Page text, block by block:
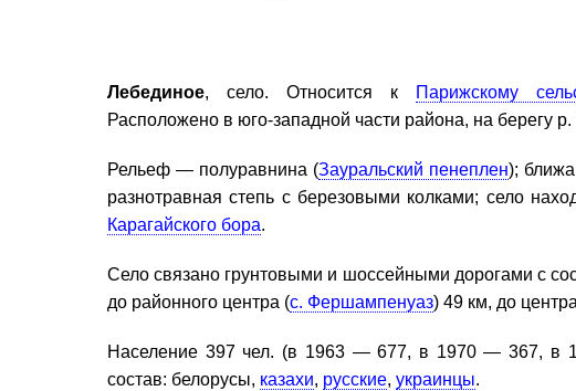
Лебединое, село. Относится к Парижскому
Расположено в юго-западной части района, на берегу
Рельеф — полуравнина (Зауральский пенеплен);
разнотравная степь с березовыми колками; село
Карагайского бора.
Село связано грунтовыми и шоссейными дорогами с
до районного центра (с. Фершампенуаз) 49 км, до
Население 397 чел. (в 1963 — 677, в 1970 — 367,
состав: белорусы, казахи, русские, украинцы.